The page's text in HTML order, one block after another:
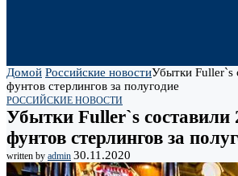
Домой Российские новостиУбытки Fuller`s
фунтов стерлингов за полугодие
РОССИЙСКИЕ НОВОСТИ
Убытки Fuller`s составили
фунтов стерлингов за
written by admin 30.11.2020